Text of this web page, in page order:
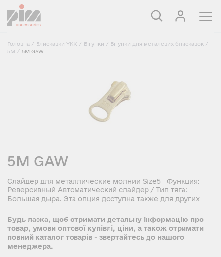
Головна / Блискавки YKK / Бігунки / Бігунки для металевих блискавок /
5M / 5M GAW
5M GAW
Слайдер для металлические молнии Size5 Функция:
Реверсивный Автоматический слайдер / Тип тяга:
Большая дыра. Эта опция доступна также для других
Будь ласка, щоб отримати детальну інформацію про
товар, умови оптової купівлі, ціни, а також отримати
повний каталог товарів - звертайтесь до нашого
менеджера.